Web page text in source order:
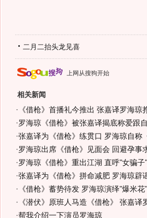
二月二抬头龙见喜
上网从搜狗开始
相关新闻
· 《借枪》首播礼今推出 张嘉译罗海琼
·罗海琼《借枪》被张嘉译揭底称爱跟
·张嘉译为《借枪》练贯口 罗海琼自称
·罗海琼出席《借枪》见面会 回避孕事
·罗海琼《借枪》重出江湖 直呼"女骗子
·张嘉译为《借枪》拼命减肥 罗海琼辟
· 《借枪》蓄势待发 罗海琼演绎"爆米
· 《潜伏》原班人马造《借枪》 张嘉译
·帮我介绍一下演员罗海琼